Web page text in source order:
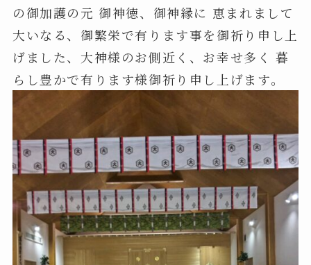
の御加護の元 御神徳、御神縁に 恵まれまして
大いなる、御繁栄で有ります事を御祈り申し上
げました、大神様のお側近く、お幸せ多く 暮
らし豊かで有ります様御祈り申し上げます。